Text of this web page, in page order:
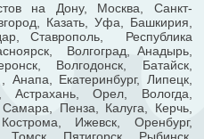
на Дону, Москва, Санкт-
Казать, Уфа, Башкирия,
Ставрополь, Республика
Волгоград, Анадырь,
Волгодонск, Батайск,
Екатеринбург, Липецк,
Орел, Вологда,
Пенза, Калуга, Керчь,
Ижевск, Оренбург,